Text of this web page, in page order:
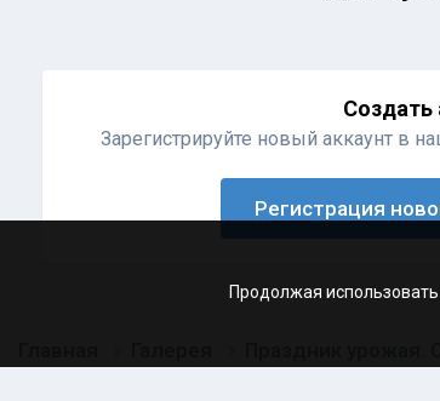
Создать
Зарегистрируйте новый аккаунт в
Регистрация
Продолжая